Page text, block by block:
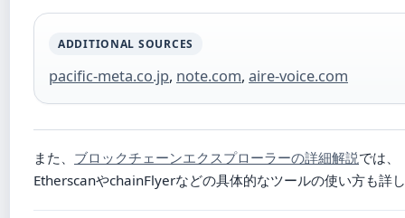
ADDITIONAL SOURCES
pacific-meta.co.jp, note.com, aire-voice.com
また、 ブロックチェーンエクスプローラーの詳細解説では、
EtherscanやchainFlyerなどの具体的なツールの使い方も詳